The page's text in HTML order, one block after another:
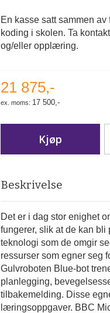
En kasse satt sammen
koding i skolen. Ta
og/eller opplæring.
21 875,-
17 500,-
Kjøp
Beskrivelse
Det er i dag stor enighet
fungerer, slik at de kan bli
teknologi som de omgir
ressurser som egner seg
Gulvroboten Blue-bot
planlegging,
tilbakemelding. Disse
læringsoppgaver. BBC